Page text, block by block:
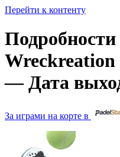
Перейти к контенту
Подробности
Wreckreation
— Дата
За играми на корте в